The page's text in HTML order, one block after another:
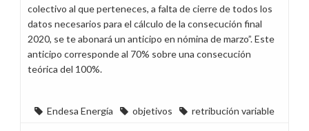
colectivo al que perteneces, a falta de cierre de todos los
datos necesarios para el cálculo de la consecución final
2020, se te abonará un anticipo en nómina de marzo”. Este
anticipo corresponde al 70% sobre una consecución
teórica del 100%.
Endesa Energía objetivos retribución variable